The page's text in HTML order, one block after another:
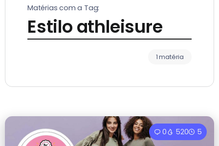
Matérias com a Tag:
Estilo athleisure
1 matéria
0 520 5